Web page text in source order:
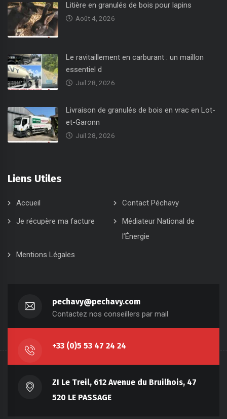
Litière en granulés de bois pour lapins
Août 4, 2026
Le ravitaillement en carburant : un maillon
essentiel d
Juil 28, 2026
Livraison de granulés de bois en vrac en Lot-
et-Garonn
Juil 28, 2026
Liens Utiles
Accueil
Contact Péchavy
Je récupère ma facture
Médiateur National de
l’Énergie
Mentions Légales
pechavy@pechavy.com
Contactez nos conseillers par mail
+33 (0)5 53 47 24 24
ZI Le Treil, 612 Avenue du Bruilhois, 47
520 LE PASSAGE